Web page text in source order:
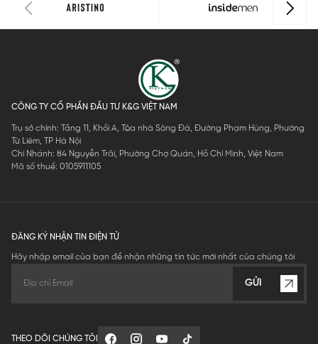
CÔNG TY CỔ PHẦN ĐẦU TƯ K&G VIỆT NAM
Trụ sở chính: Tầng 11, Khối A, Tòa nhà Sông Đà, Đường Phạm Hùng, Phường
Từ Liêm, TP Hà Nội
Chi Nhánh: 84 Nguyễn Trãi, Phường Chợ Quán, Hồ Chí Minh, Việt Nam
Mã số thuế: 0105911105
ĐĂNG KÝ NHẬN TIN ĐIỆN TỬ
Hãy nhập email của bạn để nhận những tin tức mới nhất của chúng tôi
GỬI
THEO DÕI CHÚNG TÔI